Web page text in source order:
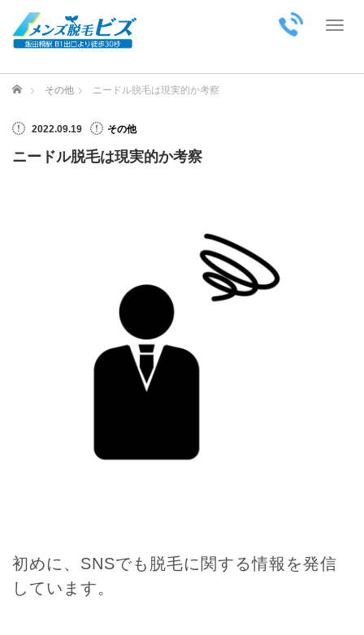
ホーム その他 ニードル脱毛は現実的か考察
2022.09.19 その他
ニードル脱毛は現実的か考察
初めに、SNSでも脱毛に関する情報を発信
しています。